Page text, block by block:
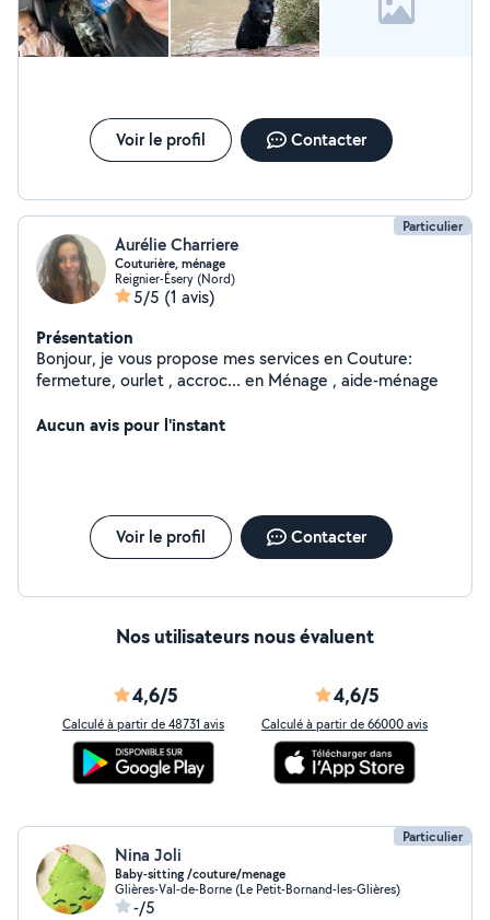
Voir le profil Contacter
Particulier
Aurélie Charriere
Couturière, ménage
Reignier-Ésery (Nord)
5/5 (1 avis)
Présentation
Bonjour, je vous propose mes services en Couture:
fermeture, ourlet , accroc... en Ménage , aide-ménage
Aucun avis pour l'instant
Voir le profil Contacter
Nos utilisateurs nous évaluent
4,6/5
Calculé à partir de 48731 avis
4,6/5
Calculé à partir de 66000 avis
Particulier
Nina Joli
Baby-sitting /couture/menage
Glières-Val-de-Borne (Le Petit-Bornand-les-Glières)
-/5